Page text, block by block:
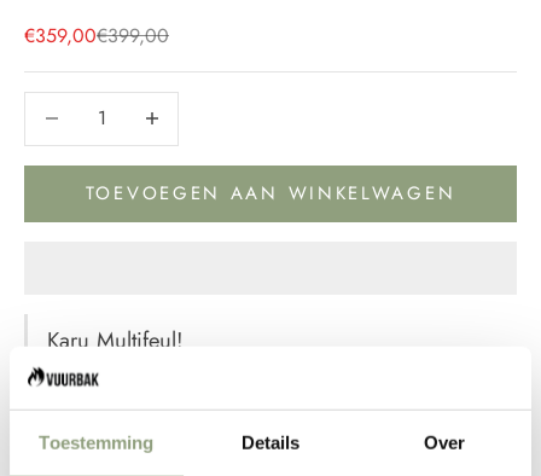
Toestemming Details Over
Aanbiedingsprijs
€359,00Normale prijs
€399,00
Aantal verlagenAantal verlagen
TOEVOEGEN AAN WINKELWAGEN
Karu Multifeul!
Maak van je achtertuin een
PIZZAHUT met de geweldige